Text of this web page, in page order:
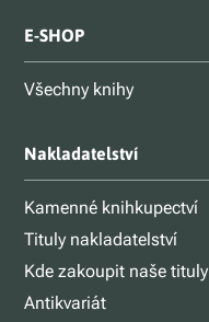
E-SHOP
Všechny knihy
Nakladatelství
Kamenné knihkupectví
Tituly nakladatelství
Kde zakoupit naše tituly
Antikvariát